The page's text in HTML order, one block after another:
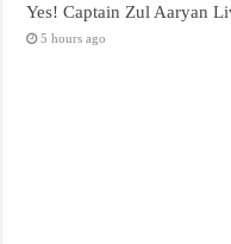
Yes! Captain Zul Aaryan
5 hours ago